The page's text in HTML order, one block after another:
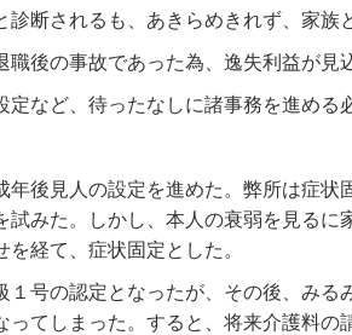
診断されるも、あきらめきれず、家族
職後の事故であった為、逸失利益が見
定など、待ったなしに諸事務を進める
年後見人の設定を進めた。弊所は症状
試みた。しかし、本人の衰弱を見るに
経て、症状固定とした。
１号の認定となったが、その後、みる
ってしまった。すると、将来介護料の